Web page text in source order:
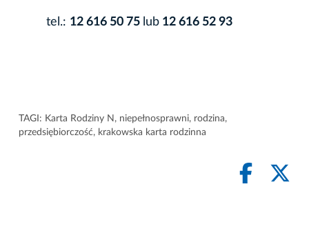
tel.: 12 616 50 75 lub 12 616 52 93
TAGI: Karta Rodziny N , niepełnosprawni, rodzina,
przedsiębiorczość, krakowska karta rodzinna